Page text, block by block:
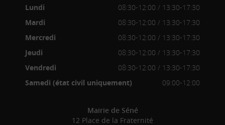
Lundi
08:30-12:00 / 13:30-17:30
Mardi
08:30-12:00 / 13:30-17:30
Mercredi
08:30-12:00 / 13:30-17:30
Jeudi
08:30-12:00 / 13:30-17:30
Vendredi
08:30-12:00 / 13:30-17:30
Samedi (état civil uniquement)
09:00-12:00
Mairie de Séné
12 Place de la Fraternité